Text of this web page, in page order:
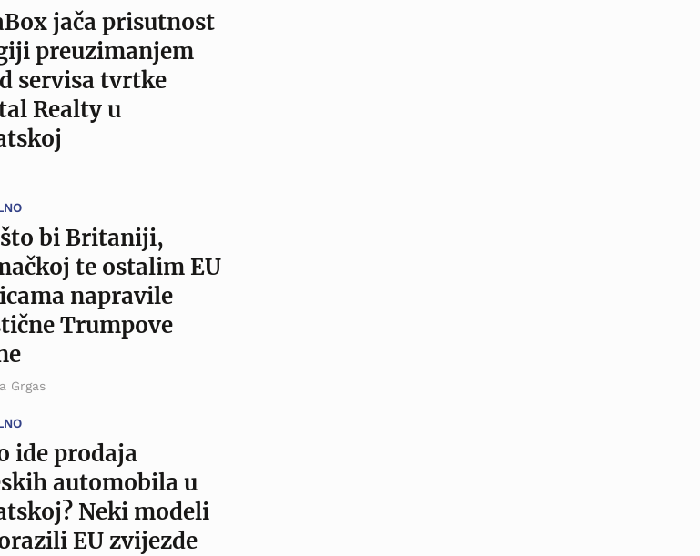
jača prisutnost
preuzimanjem
servisa tvrtke
Realty u
bi Britaniji,
te ostalim EU
napravile
Trumpove
Grgas
ide prodaja
automobila u
Neki modeli
EU zvijezde